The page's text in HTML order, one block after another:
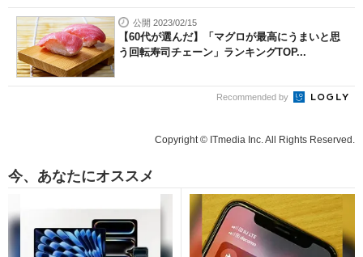
公開 2023/02/15
【60代が選んだ】「マグロが最高にうまいと思
う回転寿司チェーン」ランキングTOP...
Recommended by
Copyright © ITmedia Inc. All Rights Reserved.
今、あなたにオススメ